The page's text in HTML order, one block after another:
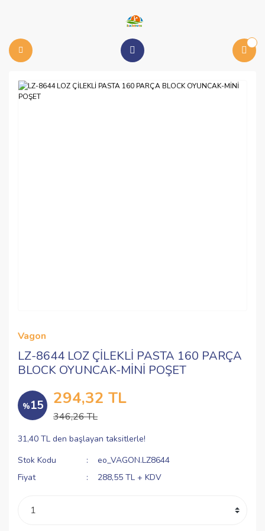
Vagon
LZ-8644 LOZ ÇİLEKLİ PASTA 160 PARÇA
BLOCK OYUNCAK-MİNİ POŞET
%15 294,32 TL
346,26 TL
31,40 TL den başlayan taksitlerle!
Stok Kodu
eo_VAGON.LZ8644
Fiyat
288,55 TL + KDV